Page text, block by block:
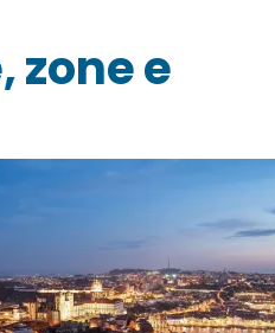
zone e